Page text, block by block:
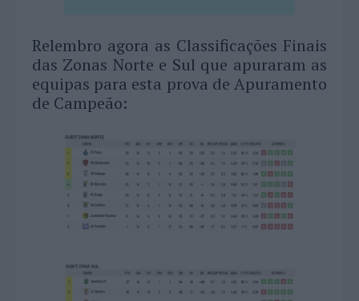
Relembro agora as Classificações Finais
das Zonas Norte e Sul que apuraram as
equipas para esta prova de Apuramento
de Campeão: